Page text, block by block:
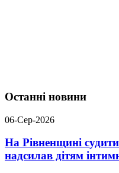
Останні новини
06-Сер-2026
На Рівненщині
надсилав дітям